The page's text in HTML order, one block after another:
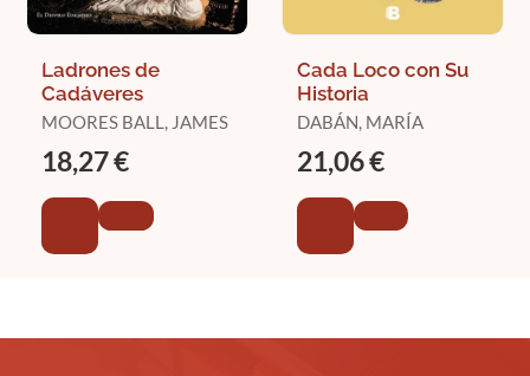
Ladrones de
Cadáveres
MOORES BALL, JAMES
18,27 €
Cada Loco con Su
Historia
DABÁN, MARÍA
21,06 €